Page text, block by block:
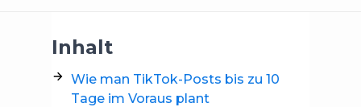
Inhalt
Wie man TikTok-Posts bis zu 10
Tage im Voraus plant